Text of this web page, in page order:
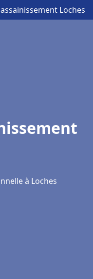
Loches
à Loches